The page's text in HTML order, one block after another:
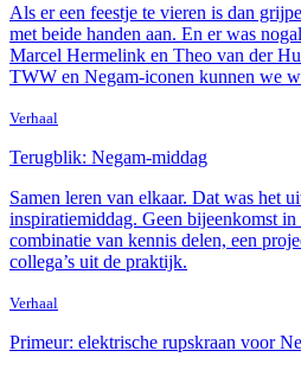
Als er een feestje te vieren is dan
met beide handen aan. En er was
Marcel Hermelink en Theo van der
TWW en Negam-iconen kunnen we
Verhaal
Terugblik: Negam-middag
Samen leren van elkaar. Dat was het
inspiratiemiddag. Geen bijeenkomst in
combinatie van kennis delen, een
collega’s uit de praktijk.
Verhaal
Primeur: elektrische rupskraan voor